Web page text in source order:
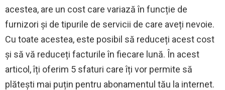
acestea, are un cost care variază în funcție de
furnizori și de tipurile de servicii de care aveți nevoie.
Cu toate acestea, este posibil să reduceți acest cost
și să vă reduceți facturile în fiecare lună. În acest
articol, îți oferim 5 sfaturi care îți vor permite să
plătești mai puțin pentru abonamentul tău la internet.